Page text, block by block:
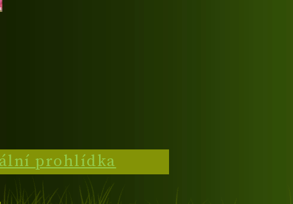
prohlídka